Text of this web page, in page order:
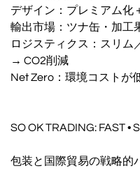
デザイン：プレミアム化
輸出市場：ツナ缶・加工
ロジスティクス：スリム
→ CO2削減
Net Zero：環境コストが
SO OK TRADING: FAST •
包装と国際貿易の戦略的